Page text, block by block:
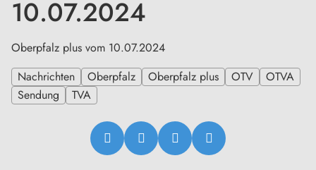
10.07.2024
Oberpfalz plus vom 10.07.2024
Nachrichten
Oberpfalz Oberpfalz plus OTV
OTVA
Sendung
TVA